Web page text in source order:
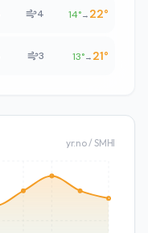
4 14°→ 22°
3 13°→ 21°
yr.no / SMHI